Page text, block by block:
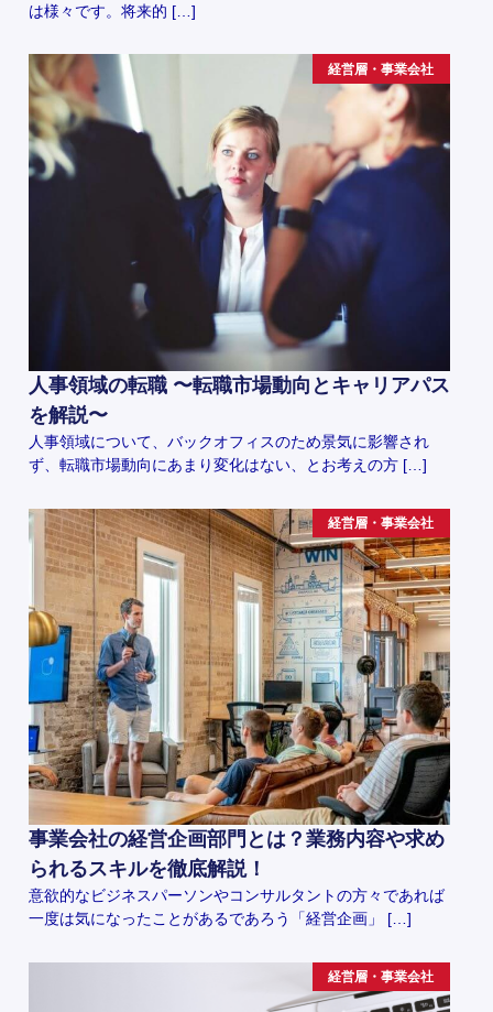
は様々です。将来的 […]
経営層・事業会社
人事領域の転職 〜転職市場動向とキャリアパス
を解説〜
人事領域について、バックオフィスのため景気に影響され
ず、転職市場動向にあまり変化はない、とお考えの方 […]
経営層・事業会社
事業会社の経営企画部門とは？業務内容や求め
られるスキルを徹底解説！
意欲的なビジネスパーソンやコンサルタントの方々であれば
一度は気になったことがあるであろう「経営企画」 […]
経営層・事業会社